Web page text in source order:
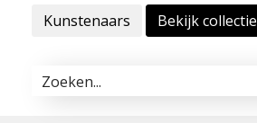
Leiden
Breda.
Kunstenaars Bekijk collectie